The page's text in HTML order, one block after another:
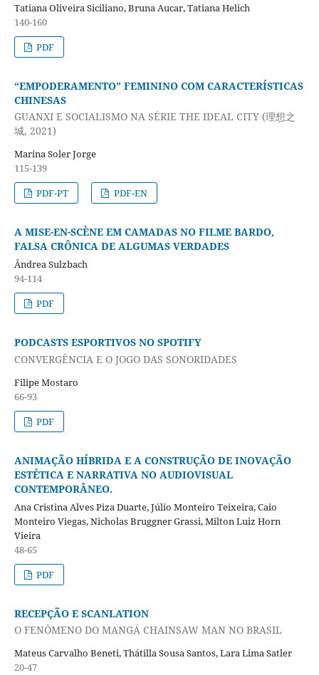
Tatiana Oliveira Siciliano, Bruna Aucar, Tatiana Helich
140-160
PDF
“EMPODERAMENTO” FEMININO COM CARACTERÍSTICAS
CHINESAS
GUANXI E SOCIALISMO NA SÉRIE THE IDEAL CITY (理想之
城, 2021)
Marina Soler Jorge
115-139
PDF-PT
PDF-EN
A MISE-EN-SCÈNE EM CAMADAS NO FILME BARDO,
FALSA CRÔNICA DE ALGUMAS VERDADES
Ândrea Sulzbach
94-114
PDF
PODCASTS ESPORTIVOS NO SPOTIFY
CONVERGÊNCIA E O JOGO DAS SONORIDADES
Filipe Mostaro
66-93
PDF
ANIMAÇÃO HÍBRIDA E A CONSTRUÇÃO DE INOVAÇÃO
ESTÉTICA E NARRATIVA NO AUDIOVISUAL
CONTEMPORÂNEO.
Ana Cristina Alves Piza Duarte, Júlio Monteiro Teixeira, Caio
Monteiro Viegas, Nicholas Bruggner Grassi, Milton Luiz Horn
Vieira
48-65
PDF
RECEPÇÃO E SCANLATION
O FENÔMENO DO MANGÁ CHAINSAW MAN NO BRASIL
Mateus Carvalho Beneti, Thátilla Sousa Santos, Lara Lima Satler
20-47